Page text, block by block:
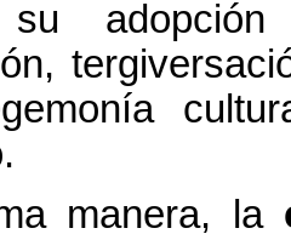
su
manera, la